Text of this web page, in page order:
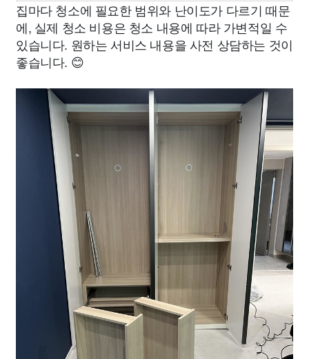
집마다 청소에 필요한 범위와 난이도가 다르기 때문
에, 실제 청소 비용은 청소 내용에 따라 가변적일 수
있습니다. 원하는 서비스 내용을 사전 상담하는 것이
좋습니다. 😊